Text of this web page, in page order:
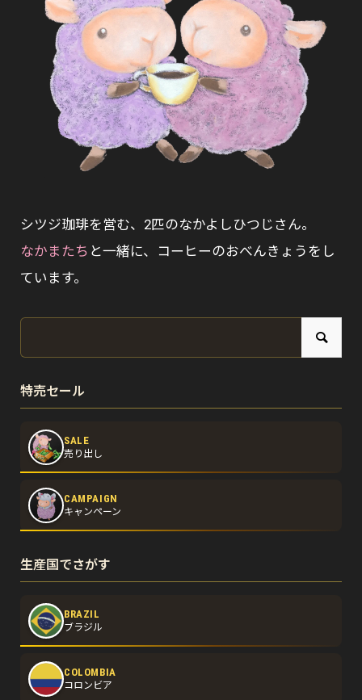
シツジ珈琲を営む、2匹のなかよしひつじさん。
なかまたち と一緒に、コーヒーのおべんきょうをし
ています。
特売セール
SALE
売り出し
CAMPAIGN
キャンペーン
生産国でさがす
BRAZIL
ブラジル
COLOMBIA
コロンビア